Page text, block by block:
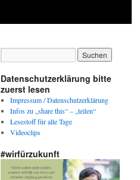
Datenschutzerklärung bitte
zuerst lesen
Impressum / Datenschutzerklärung
Infos zu „share this“ – „teilen“
Lesestoff für alle Tage
Videoclips
#wirfürzukunft